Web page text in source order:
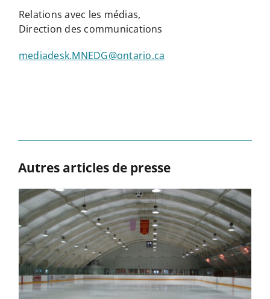
Relations avec les médias,
Direction des communications
mediadesk.MNEDG@ontario.ca
Autres articles de presse